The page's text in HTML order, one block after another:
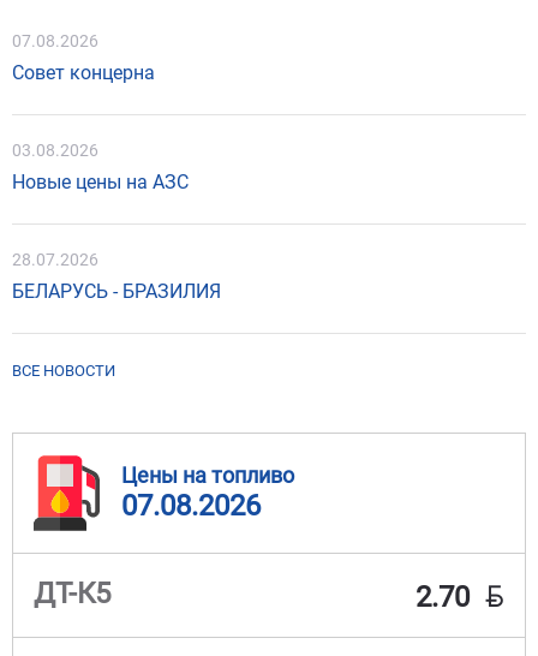
07.08.2026
Совет концерна
03.08.2026
Новые цены на АЗС
28.07.2026
БЕЛАРУСЬ - БРАЗИЛИЯ
ВСЕ НОВОСТИ
Цены на топливо
07.08.2026
ДТ-К5 2.70 BYN